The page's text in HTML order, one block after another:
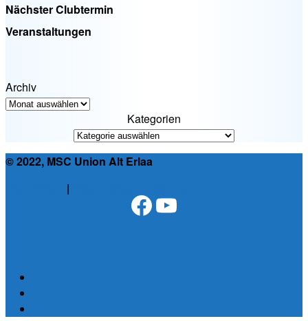
Nächster Clubtermin
Veranstaltungen
Archiv
Kategorien
© 2022, MSC Union Alt Erlaa
| Facebook
YouTube